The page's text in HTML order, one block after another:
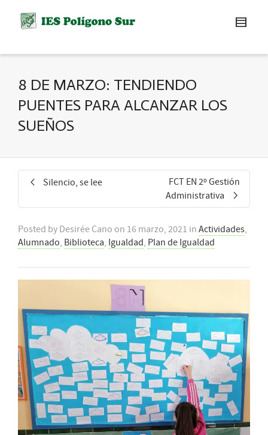
8 DE MARZO: TENDIENDO
PUENTES PARA ALCANZAR LOS
SUEÑOS
Silencio, se lee
FCT EN 2º Gestión
Administrativa
Posted by Desirée Cano on 16 marzo, 2021 in Actividades,
Alumnado, Biblioteca, Igualdad, Plan de Igualdad